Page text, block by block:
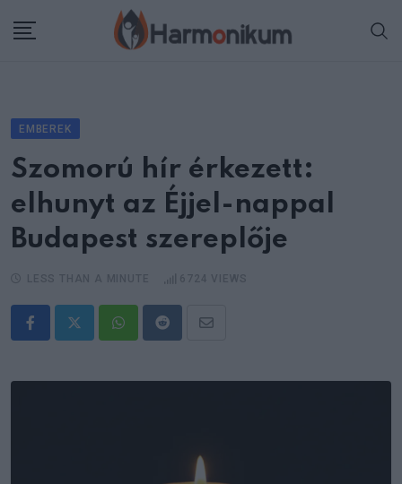
EMBEREK
Szomorú hír érkezett:
elhunyt az Éjjel-nappal
Budapest szereplője
WhatsappRedditShare
Email